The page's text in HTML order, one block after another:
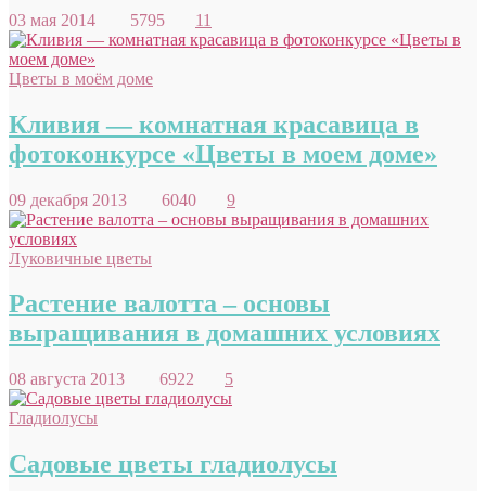
03 мая 2014 5795 11
Цветы в моём доме
Кливия — комнатная красавица в
фотоконкурсе «Цветы в моем доме»
09 декабря 2013 6040 9
Луковичные цветы
Растение валотта – основы
выращивания в домашних условиях
08 августа 2013 6922 5
Гладиолусы
Садовые цветы гладиолусы